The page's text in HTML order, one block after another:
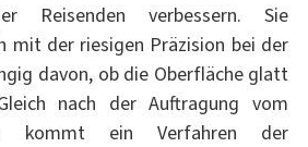
Reisenden verbessern. Sie
mit der riesigen Präzision bei der
davon, ob die Oberfläche glatt
nach der Auftragung vom
kommt ein Verfahren der